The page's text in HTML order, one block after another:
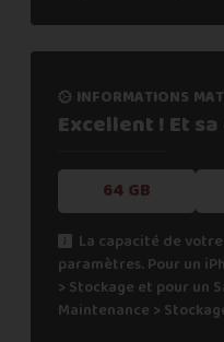
informations
Excellent ! Et
64 GB
La capacité de
paramètres. Pour un
> Stockage et pour un
Maintenance >